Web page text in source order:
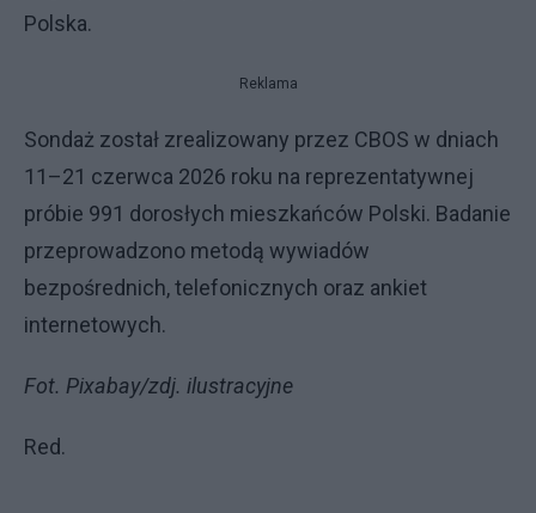
Polska.
Reklama
Sondaż został zrealizowany przez CBOS w dniach
11–21 czerwca 2026 roku na reprezentatywnej
próbie 991 dorosłych mieszkańców Polski. Badanie
przeprowadzono metodą wywiadów
bezpośrednich, telefonicznych oraz ankiet
internetowych.
Fot. Pixabay/zdj. ilustracyjne
Red.